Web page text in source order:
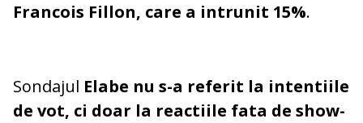
Francois Fillon, care a intrunit 15%.
Sondajul Elabe nu s-a referit la intentiile
de vot, ci doar la reactiile fata de show-